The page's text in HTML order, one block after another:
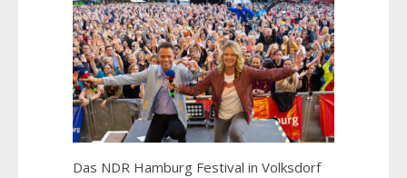
Das NDR Hamburg Festival in Volksdorf